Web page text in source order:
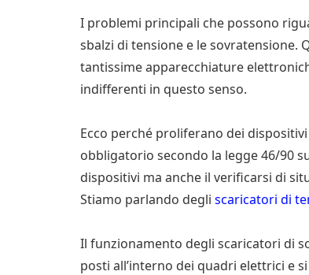
I problemi principali che possono
sbalzi di tensione e le sovratensione.
tantissime apparecchiature
indifferenti in questo senso.
Ecco perché proliferano dei
obbligatorio secondo la legge 46/90
dispositivi ma anche il verificarsi di
Stiamo parlando degli scaricatori di
Il funzionamento degli scaricatori di
posti all’interno dei quadri elettrici e